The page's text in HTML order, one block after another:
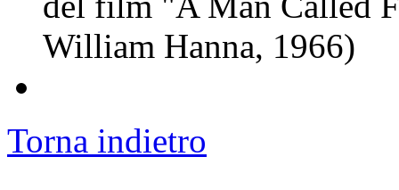
William Hanna, 1966)
Torna indietro